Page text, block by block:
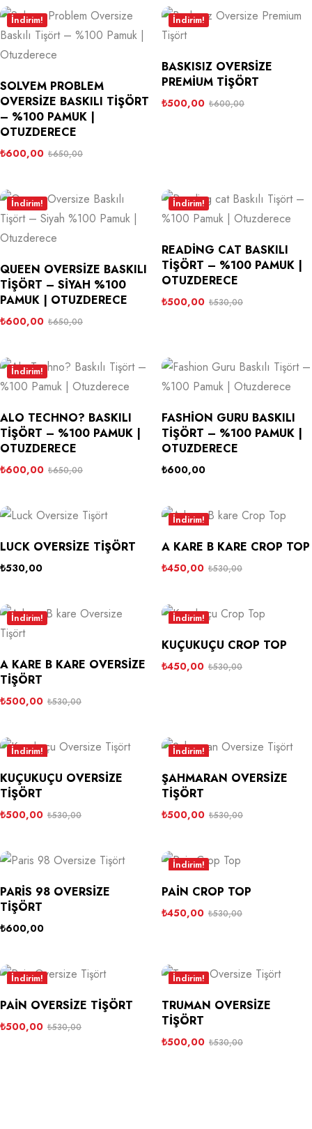
İndirim!
SOLVEM PROBLEM
OVERSIZE BASKILI TIŞÖRT
– %100 PAMUK |
OTUZDERECE
₺600,00 ₺650,00
İndirim!
BASKISIZ OVERSIZE
PREMIUM TIŞÖRT
₺500,00 ₺600,00
İndirim!
QUEEN OVERSIZE BASKILI
TIŞÖRT – SIYAH %100
PAMUK | OTUZDERECE
₺600,00 ₺650,00
İndirim!
READING CAT BASKILI
TIŞÖRT – %100 PAMUK |
OTUZDERECE
₺500,00 ₺530,00
İndirim!
ALO TECHNO? BASKILI
TIŞÖRT – %100 PAMUK |
OTUZDERECE
₺600,00 ₺650,00
FASHION GURU BASKILI
TIŞÖRT – %100 PAMUK |
OTUZDERECE
₺600,00
LUCK OVERSIZE TIŞÖRT
₺530,00
İndirim!
A KARE B KARE CROP TOP
₺450,00 ₺530,00
İndirim!
A KARE B KARE OVERSIZE
TIŞÖRT
₺500,00 ₺530,00
İndirim!
KUÇUKUÇU CROP TOP
₺450,00 ₺530,00
İndirim!
KUÇUKUÇU OVERSIZE
TIŞÖRT
₺500,00 ₺530,00
İndirim!
ŞAHMARAN OVERSIZE
TIŞÖRT
₺500,00 ₺530,00
PARIS 98 OVERSIZE
TIŞÖRT
₺600,00
İndirim!
PAIN CROP TOP
₺450,00 ₺530,00
İndirim!
PAIN OVERSIZE TIŞÖRT
₺500,00 ₺530,00
İndirim!
TRUMAN OVERSIZE
TIŞÖRT
₺500,00 ₺530,00